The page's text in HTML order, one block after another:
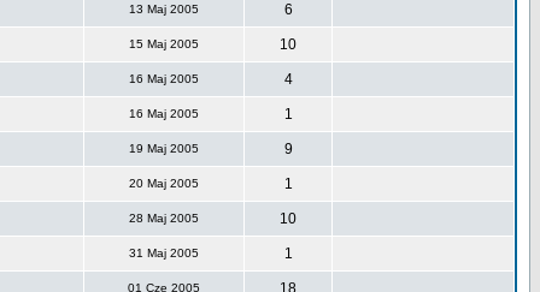
13 Maj 2005 6
15 Maj 2005 10
16 Maj 2005 4
16 Maj 2005 1
19 Maj 2005 9
20 Maj 2005 1
28 Maj 2005 10
31 Maj 2005 1
01 Cze 2005 18